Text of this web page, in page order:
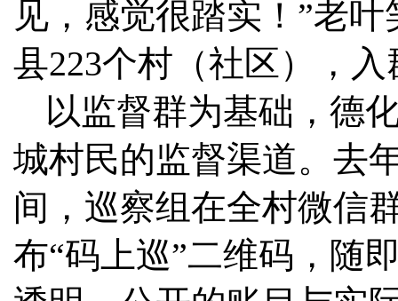
见，感觉很踏实！”老
县223个村（社区），
以监督群为基础，德
城村民的监督渠道。去
间，巡察组在全村微信
布“码上巡”二维码，随